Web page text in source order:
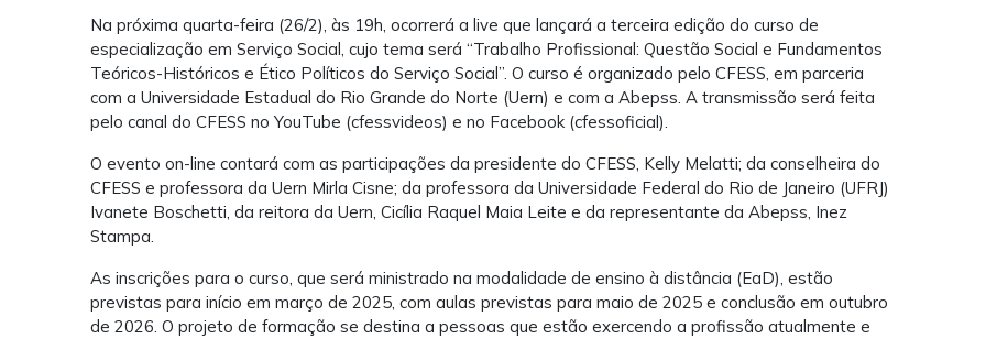
Na próxima quarta-feira (26/2), às 19h, ocorrerá a live que lançará a terceira edição do curso de
especialização em Serviço Social, cujo tema será “Trabalho Profissional: Questão Social e Fundamentos
Teóricos-Históricos e Ético Políticos do Serviço Social”. O curso é organizado pelo CFESS, em parceria
com a Universidade Estadual do Rio Grande do Norte (Uern) e com a Abepss. A transmissão será feita
pelo canal do CFESS no YouTube (cfessvideos) e no Facebook (cfessoficial).
O evento on-line contará com as participações da presidente do CFESS, Kelly Melatti; da conselheira do
CFESS e professora da Uern Mirla Cisne; da professora da Universidade Federal do Rio de Janeiro (UFRJ)
Ivanete Boschetti, da reitora da Uern, Cicília Raquel Maia Leite e da representante da Abepss, Inez
Stampa.
As inscrições para o curso, que será ministrado na modalidade de ensino à distância (EaD), estão
previstas para início em março de 2025, com aulas previstas para maio de 2025 e conclusão em outubro
de 2026. O projeto de formação se destina a pessoas que estão exercendo a profissão atualmente e